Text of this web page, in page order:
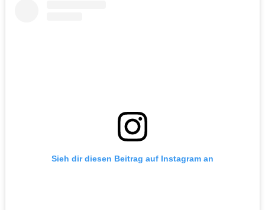
Sieh dir diesen Beitrag auf Instagram an